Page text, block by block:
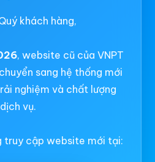
khách hàng,
, website cũ của VNPT
sang hệ thống mới
nghiệm và chất lượng
dịch vụ.
truy cập website mới tại: